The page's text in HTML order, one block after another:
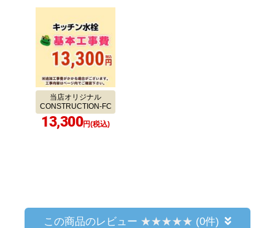
当店オリジナル
CONSTRUCTION-FC
13,300円(税込)
この商品のレビュー (0件)